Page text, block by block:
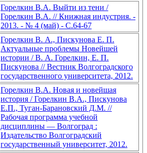
Горелкин В.А. Выйти из тени /
Горелкин В.А. // Книжная индустрия. -
2013. - № 4 (май) - С.64-67
Горелкин В. А., Пискунова Е. П.
Актуальные проблемы Новейшей
истории / В. А. Горелкин, Е. П.
Пискунова // Вестник Волгоградского
государственного университета, 2012.
Горелкин В.А. Новая и новейшая
история / Горелкин В.А., Пискунова
Е.П., Туган-Барановский Д.М. //
Рабочая программа учебной
дисциплины — Волгоград :
Издательство Волгоградский
государственный университет, 2012.